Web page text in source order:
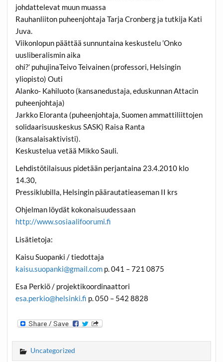
johdattelevat muun muassa
Rauhanliiton puheenjohtaja Tarja Cronberg ja tutkija Kati
Juva.
Viikonlopun päättää sunnuntaina keskustelu ’Onko
uusliberalismin aika
ohi?’ puhujinaTeivo Teivainen (professori, Helsingin
yliopisto) Outi
Alanko- Kahiluoto (kansanedustaja, eduskunnan Attacin
puheenjohtaja)
Jarkko Eloranta (puheenjohtaja, Suomen ammattiliittojen
solidaarisuuskeskus SASK) Raisa Ranta
(kansalaisaktivisti).
Keskustelua vetää Mikko Sauli.
Lehdistötilaisuus pidetään perjantaina 23.4.2010 klo
14.30,
Pressiklubilla, Helsingin päärautatieaseman II krs
Ohjelman löydät kokonaisuudessaan
http://www.sosiaalifoorumi.fi
Lisätietoja:
Kaisu Suopanki / tiedottaja
kaisu.suopanki@gmail.com p. 041 – 721 0875
Esa Perkiö / projektikoordinaattori
esa.perkio@helsinki.fi p. 050 – 542 8828
Uncategorized